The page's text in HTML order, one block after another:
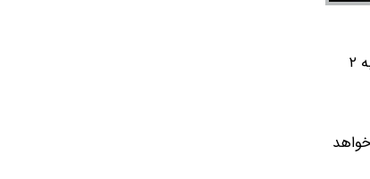
ترامپ در نشست کابینه امروز چهارشنبه خود ادعا کرد که قیمت بنزین «خیلی پائین خواهد آمد»، شاید به ۲